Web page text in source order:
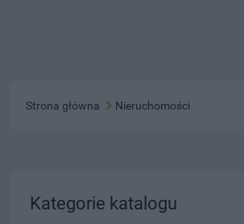
Strona główna Nieruchomości
Kategorie katalogu